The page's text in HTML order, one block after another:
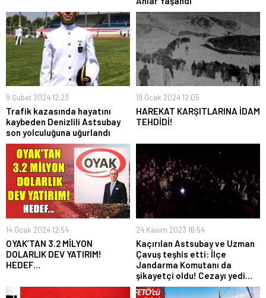
9 Şubat 2024 12:23
Trafik kazasında hayatını
kaybeden Denizlili Astsubay
son yolculuğuna uğurlandı
19 Ocak 2024 12:05
HAREKAT KARŞITLARINA İDAM
TEHDİDİ!
14 Ocak 2024 12:54
OYAK’TAN 3.2 MİLYON
DOLARLIK DEV YATIRIM!
HEDEF…
24 Kasım 2023 16:54
Kaçırılan Astsubay ve Uzman
Çavuş teşhis etti: İlçe
Jandarma Komutanı da
şikayetçi oldu! Cezayı yedi…